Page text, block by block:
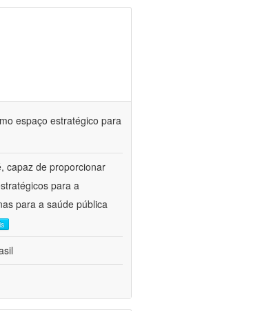
espaço estratégico para
capaz de proporcionar
para a
para a saúde pública